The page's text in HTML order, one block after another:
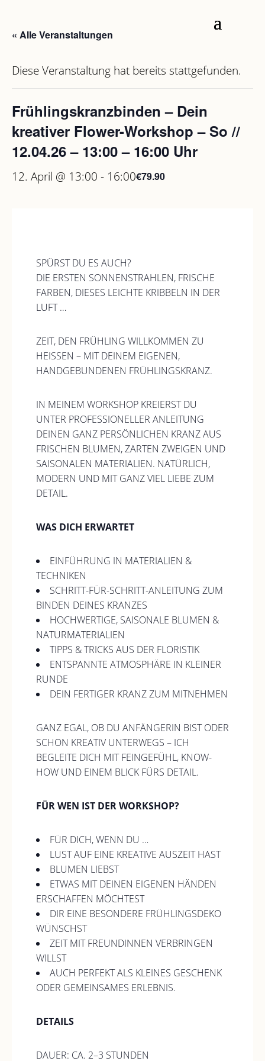
« Alle Veranstaltungen
Diese Veranstaltung hat bereits stattgefunden.
Frühlingskranzbinden – Dein
kreativer Flower-Workshop – So //
12.04.26 – 13:00 – 16:00 Uhr
12. April @ 13:00 - 16:00€79.90
SPÜRST DU ES AUCH?
DIE ERSTEN SONNENSTRAHLEN, FRISCHE
FARBEN, DIESES LEICHTE KRIBBELN IN DER
LUFT …
ZEIT, DEN FRÜHLING WILLKOMMEN ZU
HEISSEN – MIT DEINEM EIGENEN, H
ANDGEBUNDENEN FRÜHLINGSKRANZ.
IN MEINEM WORKSHOP KREIERST DU
UNTER PROFESSIONELLER ANLEITUNG
DEINEN GANZ PERSÖNLICHEN KRANZ AUS
FRISCHEN BLUMEN, ZARTEN ZWEIGEN UND
SAISONALEN MATERIALIEN. NATÜRLICH,
MODERN UND MIT GANZ VIEL LIEBE ZUM
DETAIL.
WAS DICH ERWARTET
EINFÜHRUNG IN MATERIALIEN &
TECHNIKEN
SCHRITT-FÜR-SCHRITT-ANLEITUNG ZUM
BINDEN DEINES KRANZES
HOCHWERTIGE, SAISONALE BLUMEN &
NATURMATERIALIEN
TIPPS & TRICKS AUS DER FLORISTIK
ENTSPANNTE ATMOSPHÄRE IN KLEINER
RUNDE
DEIN FERTIGER KRANZ ZUM MITNEHMEN
GANZ EGAL, OB DU ANFÄNGERIN BIST ODER
SCHON KREATIV UNTERWEGS – ICH
BEGLEITE DICH MIT FEINGEFÜHL, KNOW-
HOW UND EINEM BLICK FÜRS DETAIL.
FÜR WEN IST DER WORKSHOP?
FÜR DICH, WENN DU …
LUST AUF EINE KREATIVE AUSZEIT HAST
BLUMEN LIEBST
ETWAS MIT DEINEN EIGENEN HÄNDEN
ERSCHAFFEN MÖCHTEST
DIR EINE BESONDERE FRÜHLINGSDEKO
WÜNSCHST
ZEIT MIT FREUNDINNEN VERBRINGEN
WILLST
AUCH PERFEKT ALS KLEINES GESCHENK
ODER GEMEINSAMES ERLEBNIS.
DETAILS
DAUER: CA. 2–3 STUNDEN